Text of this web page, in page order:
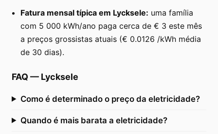
Fatura mensal típica em Lycksele: uma família
com 5 000 kWh/ano paga cerca de € 3 este mês
a preços grossistas atuais (€ 0.0126 /kWh média
de 30 dias).
FAQ — Lycksele
Como é determinado o preço da eletricidade?
Quando é mais barata a eletricidade?